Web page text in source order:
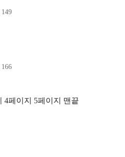
149
166
4페이지 5페이지 맨끝